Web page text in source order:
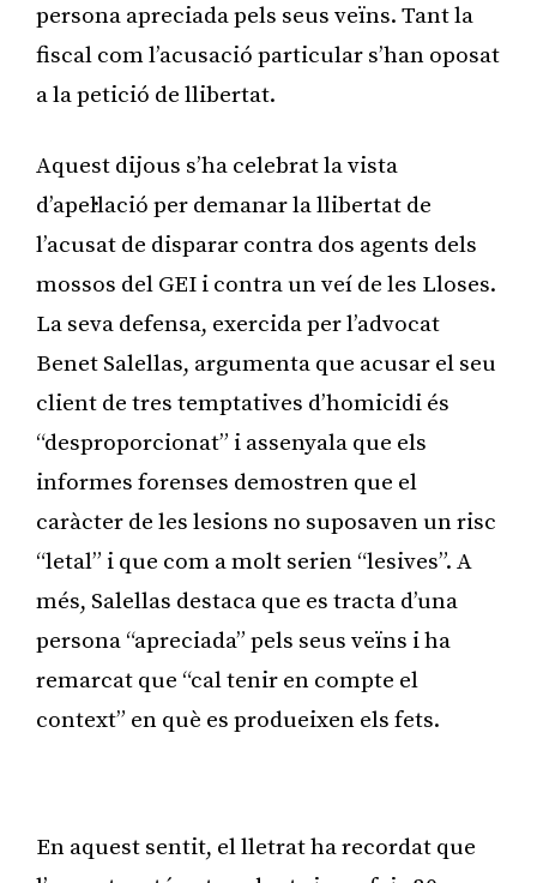
persona apreciada pels seus veïns. Tant la
fiscal com l’acusació particular s’han oposat
a la petició de llibertat.
Aquest dijous s’ha celebrat la vista
d’apel·lació per demanar la llibertat de
l’acusat de disparar contra dos agents dels
mossos del GEI i contra un veí de les Lloses.
La seva defensa, exercida per l’advocat
Benet Salellas, argumenta que acusar el seu
client de tres temptatives d’homicidi és
“desproporcionat” i assenyala que els
informes forenses demostren que el
caràcter de les lesions no suposaven un risc
“letal” i que com a molt serien “lesives”. A
més, Salellas destaca que es tracta d’una
persona “apreciada” pels seus veïns i ha
remarcat que “cal tenir en compte el
context” en què es produeixen els fets.
En aquest sentit, el lletrat ha recordat que